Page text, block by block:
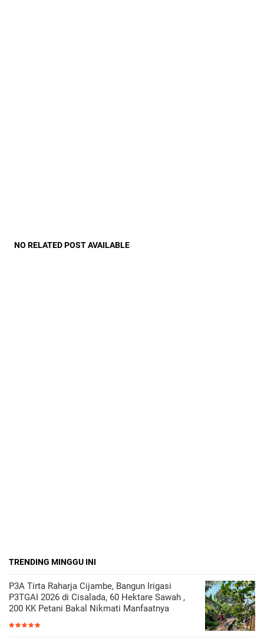
NO RELATED POST AVAILABLE
TRENDING MINGGU INI
P3A Tirta Raharja Cijambe, Bangun Irigasi
P3TGAI 2026 di Cisalada, 60 Hektare Sawah ,
200 KK Petani Bakal Nikmati Manfaatnya